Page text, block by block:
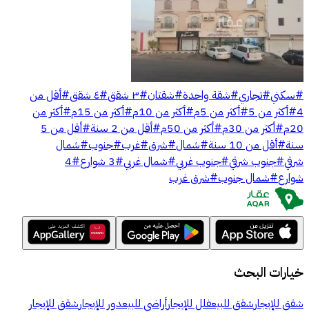
#سكني#تجاري#شقة واحدة#شقتان#٣ شقق #٤ شقق #أقل من
4
#أكثر من 5 #أكثر من 5م #أكثر من 10م #أكثر من 15م #أكثر من
20م #أكثر من 30م #أكثر من 50م #أقل من 2 سنة #
أقل من 5
سنة#أقل من 10 سنة #شمال#شرق#غرب#جنوب#شمال
شرقي#جنوب شرقي#جنوب غربي#شمال غربي#3 شوارع #
4
شوارع#شمال جنوب#شرق غرب
خيارات البحث
شقق للإيجارشقق للبيعفلل للإيجارأراضي للبيعدور للإيجارشقق للإيجار